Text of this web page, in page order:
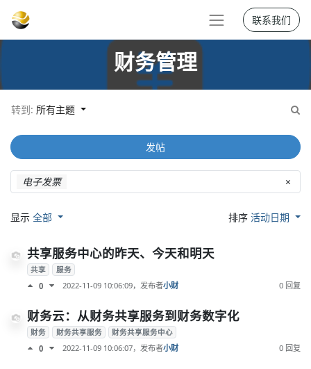
联系我们
财务管理
转到: 所有主题
电子发票 ×
发帖
显示 全部 排序活动日期
共享服务中心的昨天、今天和明天
共享 服务
0 2022-11-09 10:06:09，发布者小财 0 回复
财务云：从财务共享服务到财务数字化
财务 财务共享服务 财务共享服务中心
0 2022-11-09 10:06:07，发布者小财 0 回复